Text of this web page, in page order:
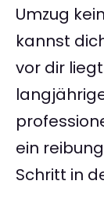
Umzug
kannst
vor dir
ein
Schritt in